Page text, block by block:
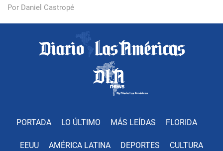
Por Daniel Castropé
PORTADA LO ÚLTIMO MÁS LEÍDAS FLORIDA
EEUU AMÉRICA LATINA DEPORTES CULTURA